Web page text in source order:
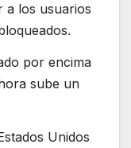
a los usuarios
por encima
sube un
Unidos